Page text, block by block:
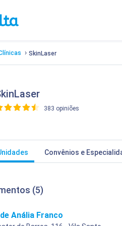
› SkinLaser
383 opiniões
Convênios e
(5)
Anália Franco